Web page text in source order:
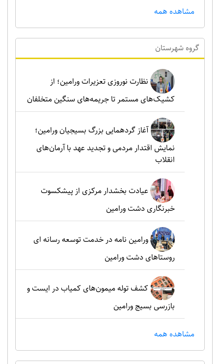
مشاهده همه
گروه شهرستان
نظارت نوروزی تعزیرات ورامین؛ از
کشیک‌های مستمر تا جریمه‌های سنگین متخلفان
آغاز گردهمایی بزرگ بسیجیان ورامین؛
نمایش اقتدار مردمی و تجدید عهد با آرمان‌های
انقلاب
عیادت بخشدار مرکزی از پیشکسوت
خبرنگاری دشت ورامین
ورامین نامه در خدمت توسعه رسانه ای
روستاهای دشت ورامین
کشف توله میمون‌های کمیاب در ایست و
بازرسی بسیج ورامین
مشاهده همه